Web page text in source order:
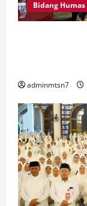
Bidang Humas
adminmtsn7